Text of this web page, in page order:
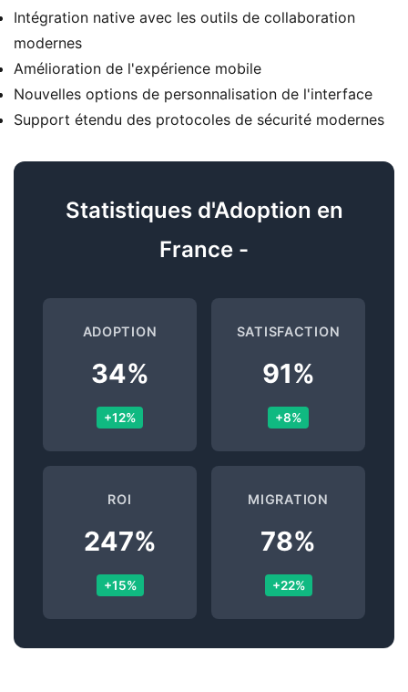
Intégration native avec les outils de collaboration
modernes
Amélioration de l'expérience mobile
Nouvelles options de personnalisation de l'interface
Support étendu des protocoles de sécurité modernes
Statistiques d'Adoption en
France -
ADOPTION
34%
+12%
SATISFACTION
91%
+8%
ROI
247%
+15%
MIGRATION
78%
+22%